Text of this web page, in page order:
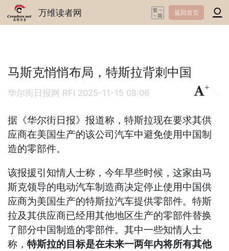
万维读者网 返回首页
马斯克悄悄布局，特斯拉背刺中国
华尔街日报网 RFI 2025-11-15 08:06
+
据《华尔街日报》报道称，特斯拉现在要求其供
应商在美国生产的该公司汽车中避免使用中国制
造的零部件。
该报援引知情人士称，今年早些时候，这家由马
斯克领导的电动汽车制造商决定停止使用中国供
应商为美国生产的特斯拉汽车提供零部件。特斯
拉及其供应商已经用其他地区生产的零部件替换
了部分中国制造的零部件。其中一些知情人士
称，特斯拉的目标是在未来一两年内将所有其他